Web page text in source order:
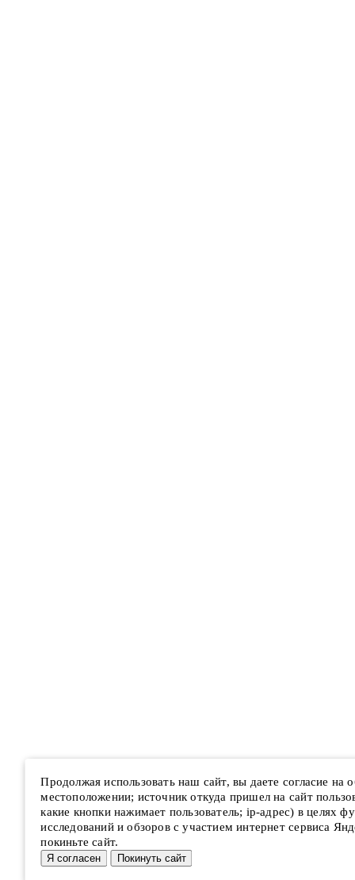
Продолжая использовать наш сайт, вы даете согласие на
местоположении; источник откуда пришел на сайт
какие кнопки нажимает пользователь; ip-адрес) в целях
исследований и обзоров с участием интернет сервиса
покиньте сайт.
Я согласен Покинуть сайт